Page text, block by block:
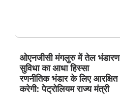
ओएनजीसी मंगलुरु में तेल भंडारण
सुविधा का आधा हिस्सा
रणनीतिक भंडार के लिए आरक्षित
करेगी: पेट्रोलियम राज्य मंत्री